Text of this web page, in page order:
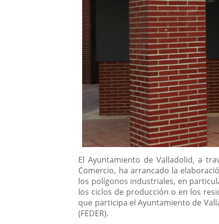
Descripción
El Ayuntamiento de Valladolid, a
Comercio, ha arrancado la
los polígonos industriales, en
los ciclos de producción o en los
que participa el Ayuntamiento de
(FEDER).